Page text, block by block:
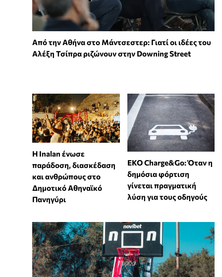
Από την Αθήνα στο Μάντσεστερ: Γιατί οι ιδέες του
Αλέξη Τσίπρα ριζώνουν στην Downing Street
Η Inalan ένωσε
παράδοση, διασκέδαση
και ανθρώπους στο
Δημοτικό Αθηναϊκό
Πανηγύρι
EKO Charge&Go: Όταν η
δημόσια φόρτιση
γίνεται πραγματική
λύση για τους οδηγούς